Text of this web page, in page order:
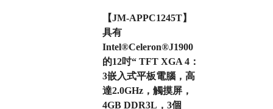
【JM-APPC1245T】
具有
Intel®Celeron®J1900
的12吋“ TFT XGA 4：
3嵌入式平板電腦，高
達2.0GHz，觸摸屏，
4GB DDR3L，3個